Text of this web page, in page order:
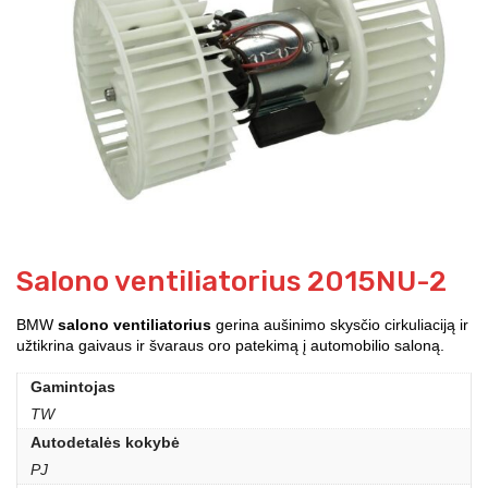
Salono ventiliatorius 2015NU-2
BMW salono ventiliatorius gerina aušinimo skysčio cirkuliaciją ir
užtikrina gaivaus ir švaraus oro patekimą į automobilio saloną.
Gamintojas
TW
Autodetalės kokybė
PJ